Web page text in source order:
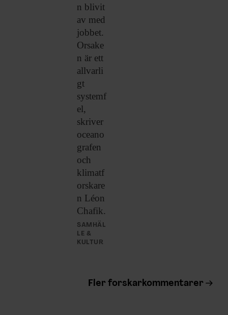
n blivit
av med
jobbet.
Orsake
n är ett
allvarli
gt
systemf
el,
skriver
oceano
grafen
och
klimatf
orskare
n Léon
Chafik.
SAMHÄL
LE &
KULTUR
Fler forskarkommentarer